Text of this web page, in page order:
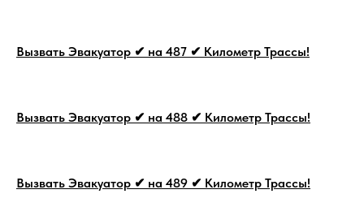
Вызвать Эвакуатор ✔ на 487 ✔ Километр Трассы!
Вызвать Эвакуатор ✔ на 488 ✔ Километр Трассы!
Вызвать Эвакуатор ✔ на 489 ✔ Километр Трассы!